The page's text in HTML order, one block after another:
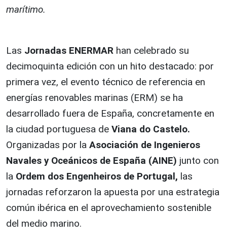
marítimo.
Las Jornadas ENERMAR han celebrado su
decimoquinta edición con un hito destacado: por
primera vez, el evento técnico de referencia en
energías renovables marinas (ERM) se ha
desarrollado fuera de España, concretamente en
la ciudad portuguesa de Viana do Castelo.
Organizadas por la Asociación de Ingenieros
Navales y Oceánicos de España (AINE) junto con
la Ordem dos Engenheiros de Portugal, las
jornadas reforzaron la apuesta por una estrategia
común ibérica en el aprovechamiento sostenible
del medio marino.